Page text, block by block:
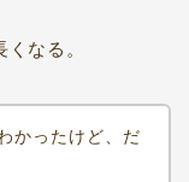
なる。
かったけど、だ